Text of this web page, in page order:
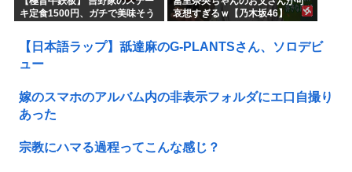
キ定食1500円、ガチで美味そう
哀想すぎるｗ【乃木坂46】
【日本語ラップ】舐達麻のG-PLANTSさん、ソロデビ
ュー
嫁のスマホのアルバム内の非表示フォルダにエ口自撮り
あった
宗教にハマる過程ってこんな感じ？